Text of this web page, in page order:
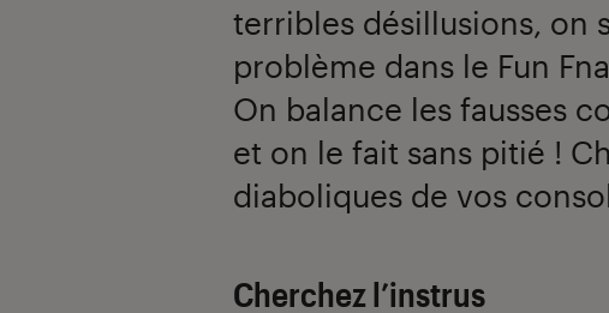
terribles désillusions, on
problème dans le Fun
On balance les fausses
et on le fait sans pitié !
diaboliques de vos
Cherchez l’instrus